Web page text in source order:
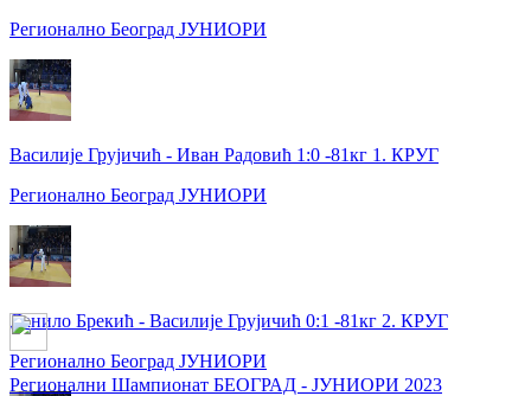
Регионално Београд ЈУНИОРИ
Василије Грујичић - Иван Радовић 1:0 -81кг 1. КРУГ
Регионално Београд ЈУНИОРИ
Данило Брекић - Василије Грујичић 0:1 -81кг 2. КРУГ
Регионално Београд ЈУНИОРИ
Регионални Шампионат БЕОГРАД - ЈУНИОРИ 2023